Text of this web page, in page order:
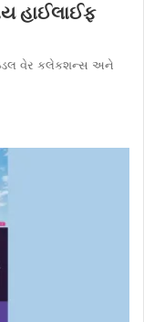
હાઈલાઈફ
વેર કલેકશન્સ અને